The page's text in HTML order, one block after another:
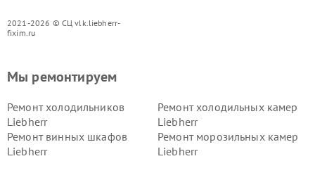
2021-2026 © СЦ vlk.liebherr-
fixim.ru
Мы ремонтируем
Ремонт холодильников
Liebherr
Ремонт холодильных камер
Liebherr
Ремонт винных шкафов
Liebherr
Ремонт морозильных камер
Liebherr